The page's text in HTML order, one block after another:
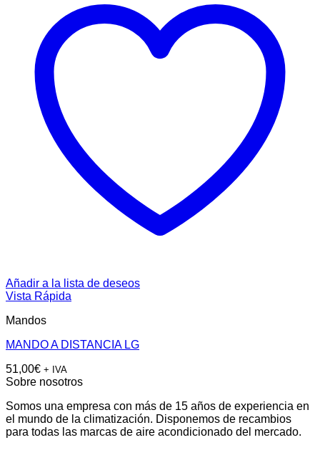
Añadir a la lista de deseos
Vista Rápida
Mandos
MANDO A DISTANCIA LG
51,00€ + IVA
Sobre nosotros
Somos una empresa con más de 15 años de experiencia en
el mundo de la climatización. Disponemos de recambios
para todas las marcas de aire acondicionado del mercado.